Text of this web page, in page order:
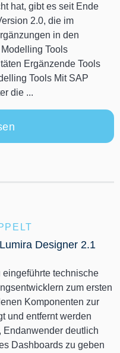
hat, gibt es seit Ende
2.0, die im
in den
Tools
Ergänzende Tools
Tools Mit SAP
die ...
Designer 2.1
technische
zum ersten
Komponenten zur
und entfernt werden
Endanwender deutlich
Dashboards zu geben